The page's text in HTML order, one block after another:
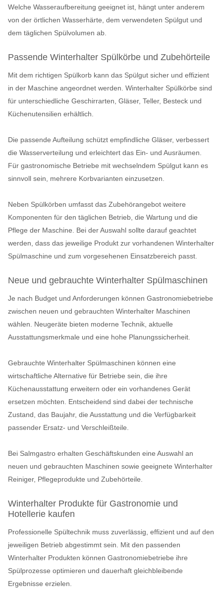
Welche Wasseraufbereitung geeignet ist, hängt unter anderem
von der örtlichen Wasserhärte, dem verwendeten Spülgut und
dem täglichen Spülvolumen ab.
Passende Winterhalter Spülkörbe und Zubehörteile
Mit dem richtigen Spülkorb kann das Spülgut sicher und effizient
in der Maschine angeordnet werden. Winterhalter Spülkörbe sind
für unterschiedliche Geschirrarten, Gläser, Teller, Besteck und
Küchenutensilien erhältlich.
Die passende Aufteilung schützt empfindliche Gläser, verbessert
die Wasserverteilung und erleichtert das Ein- und Ausräumen.
Für gastronomische Betriebe mit wechselndem Spülgut kann es
sinnvoll sein, mehrere Korbvarianten einzusetzen.
Neben Spülkörben umfasst das Zubehörangebot weitere
Komponenten für den täglichen Betrieb, die Wartung und die
Pflege der Maschine. Bei der Auswahl sollte darauf geachtet
werden, dass das jeweilige Produkt zur vorhandenen Winterhalter
Spülmaschine und zum vorgesehenen Einsatzbereich passt.
Neue und gebrauchte Winterhalter Spülmaschinen
Je nach Budget und Anforderungen können Gastronomiebetriebe
zwischen neuen und gebrauchten Winterhalter Maschinen
wählen. Neugeräte bieten moderne Technik, aktuelle
Ausstattungsmerkmale und eine hohe Planungssicherheit.
Gebrauchte Winterhalter Spülmaschinen können eine
wirtschaftliche Alternative für Betriebe sein, die ihre
Küchenausstattung erweitern oder ein vorhandenes Gerät
ersetzen möchten. Entscheidend sind dabei der technische
Zustand, das Baujahr, die Ausstattung und die Verfügbarkeit
passender Ersatz- und Verschleißteile.
Bei Salmgastro erhalten Geschäftskunden eine Auswahl an
neuen und gebrauchten Maschinen sowie geeignete Winterhalter
Reiniger, Pflegeprodukte und Zubehörteile.
Winterhalter Produkte für Gastronomie und
Hotellerie kaufen
Professionelle Spültechnik muss zuverlässig, effizient und auf den
jeweiligen Betrieb abgestimmt sein. Mit den passenden
Winterhalter Produkten können Gastronomiebetriebe ihre
Spülprozesse optimieren und dauerhaft gleichbleibende
Ergebnisse erzielen.